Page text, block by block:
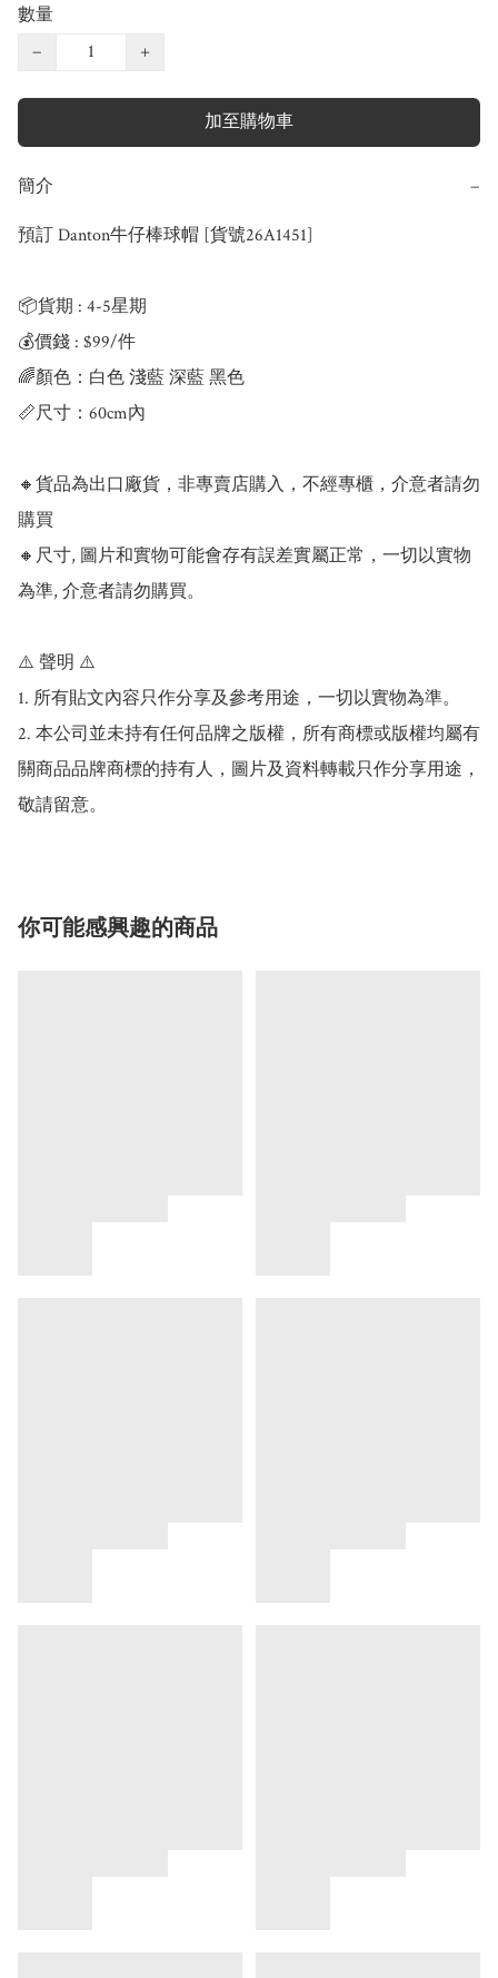
數量
−
+
加至購物車
簡介 −
預訂 Danton牛仔棒球帽 [貨號26A1451]
📦貨期 : 4-5星期
💰價錢 : $99/件
🌈顏色：白色 淺藍 深藍 黑色
📏尺寸：60cm內
🔸貨品為出口廠貨，非專賣店購入，不經專櫃，介意者請勿
購買
🔸尺寸, 圖片和實物可能會存有誤差實屬正常，一切以實物
為準, 介意者請勿購買。
⚠️ 聲明 ⚠️
1. 所有貼文內容只作分享及參考用途，一切以實物為準。
2. 本公司並未持有任何品牌之版權，所有商標或版權均屬有
關商品品牌商標的持有人，圖片及資料轉載只作分享用途，
敬請留意。
你可能感興趣的商品